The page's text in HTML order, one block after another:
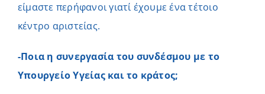
είμαστε περήφανοι γιατί έχουμε ένα τέτοιο
κέντρο αριστείας.
-Ποια η συνεργασία του συνδέσμου με το
Υπουργείο Υγείας και το κράτος;